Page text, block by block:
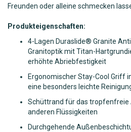
Freunden oder alleine schmecken
Produkteigenschaften:
4-Lagen Duraslide® Granite
Granitoptik mit Titan-
erhöhte Abriebfestigkeit
Ergonomischer Stay-Cool Griff
eine besonders leichte
Schüttrand für das tropfenfreie
anderen Flüssigkeiten
Durchgehende